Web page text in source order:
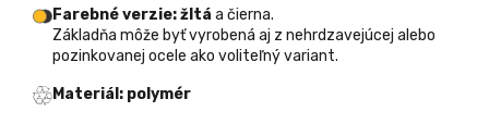
Farebné verzie: žltá a čierna.
Základňa môže byť vyrobená aj z nehrdzavejúcej alebo
pozinkovanej ocele ako voliteľný variant.
Materiál: polymér